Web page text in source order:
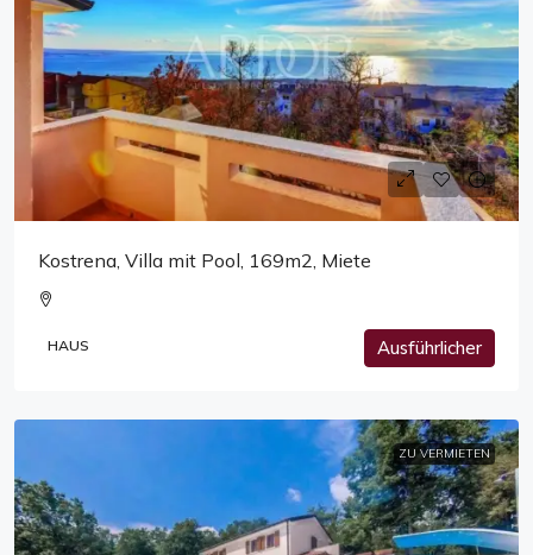
Kostrena, Villa mit Pool, 169m2, Miete
HAUS Ausführlicher
ZU VERMIETEN